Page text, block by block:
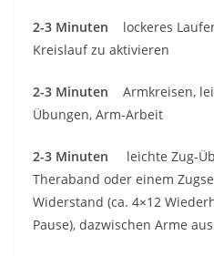
2-3 Minuten lockeres
Kreislauf zu aktivieren
2-3 Minuten Armkreisen,
Übungen, Arm-Arbeit
2-3 Minuten leichte Zug-
Theraband oder einem
Widerstand (ca. 4×12
Pause), dazwischen Arme